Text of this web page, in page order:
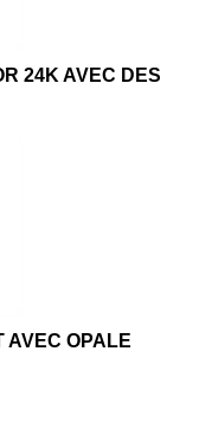
24K AVEC DES
AVEC OPALE